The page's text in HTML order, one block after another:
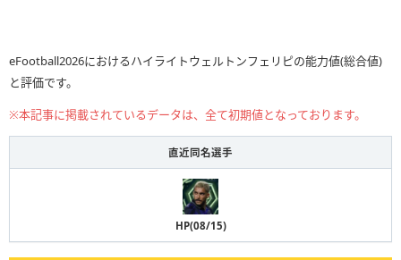
eFootball2026におけるハイライトウェルトンフェリピの能力値(総合値)
と評価です。
※本記事に掲載されているデータは、全て初期値となっております。
直近同名選手
HP(08/15)